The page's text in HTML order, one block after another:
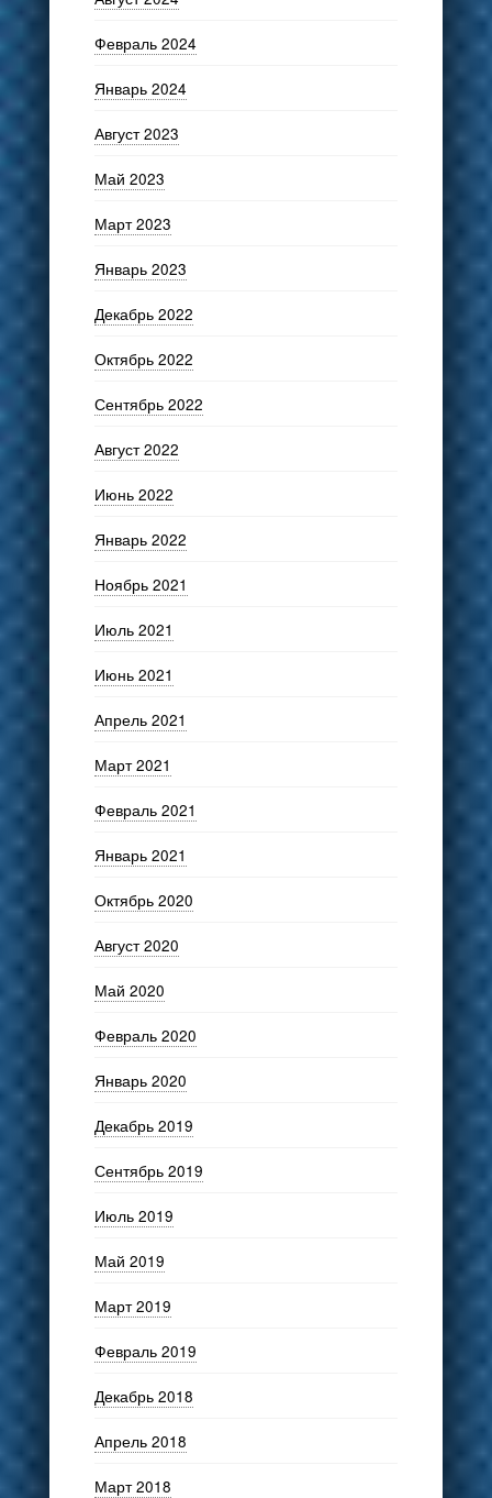
Февраль 2024
Январь 2024
Август 2023
Май 2023
Март 2023
Январь 2023
Декабрь 2022
Октябрь 2022
Сентябрь 2022
Август 2022
Июнь 2022
Январь 2022
Ноябрь 2021
Июль 2021
Июнь 2021
Апрель 2021
Март 2021
Февраль 2021
Январь 2021
Октябрь 2020
Август 2020
Май 2020
Февраль 2020
Январь 2020
Декабрь 2019
Сентябрь 2019
Июль 2019
Май 2019
Март 2019
Февраль 2019
Декабрь 2018
Апрель 2018
Март 2018